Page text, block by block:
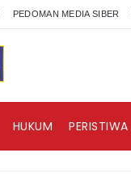
PEDOMAN MEDIA SIBER
HUKUM PERISTIWA